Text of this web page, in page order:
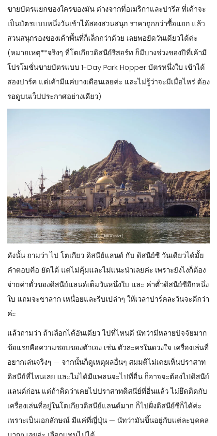
ขายบัตรแยกของใครของมัน ต่างจากที่อเมริกาและปารีส ที่เค้าจะ
เป็นบัตรแบบหนึ่งวันเข้าได้สองสวนสนุก ราคาถูกกว่าซื้อแยก แล้ว
สวนสนุกรองของเค้าพื้นที่ก็เล็กกว่าด้วย เลยพอยัดวันเดียวได้ค่ะ
(หมายเหตุ**จริงๆ ที่โตเกียวดิสนีย์รีสอร์ท ก็มีบางช่วงของปีที่เค้ามี
โปรโมชั่นขายบัตรแบบ 1-Day Park Hopper บัตรหนึ่งใบ เข้าได้
สองปาร์ค แต่เค้ามีแค่บางเดือนเลยค่ะ และไม่รู้ว่าจะมีเมื่อไหร่ ต้อง
รอดูบนเว็ปประกาศอย่างเดียว)
ดังนั้น ถามว่า ไป โตเกียว ดิสนีย์แลนด์ กับ ดิสนีย์ซี วันเดียวได้มั้ย
คำตอบคือ ยัดได้ แต่ไม่คุ้มและไม่แนะนำเลยค่ะ เพราะยังไงก็ต้อง
จ่ายค่าตั๋วของดิสนีย์แลนด์เต็มวันหนึ่งใบ และ ค่าตั๋วดิสนีย์ซีอีกหนึ่ง
ใบ แถมจะขาลาก เหนื่อยและรีบเปล่าๆ ให้เวลาปาร์คละวันจะดีกว่า
ค่ะ
แล้วถามว่า ถ้าเลือกได้อันเดียว ไปที่ไหนดี นัทว่ามีหลายปัจจัยมาก
ข้อแรกคือความชอบของตัวเอง เช่น ตัวละครในดวงใจ เครื่องเล่นที่
อยากเล่นจริงๆ — จากนั้นก็ดูเหตุผลอื่นๆ สมมติไม่เคยเห็นปราสาท
ดิสนีย์ที่ไหนเลย และไม่ได้มีแพลนจะไปที่อื่น ก็อาจจะต้องไปดิสนีย์
แลนด์ก่อน แต่ถ้าคิดว่าเคยไปปราสาทดิสนีย์ที่อื่นแล้ว ไม่ยึดติดกับ
เครื่องเล่นที่อยู่ในโตเกียวดิสนีย์แลนด์มาก ก็ไปฝั่งดิสนีย์ซีก็ได้ค่ะ
เพราะเป็นเอกลักษณ์ มีแค่ที่ญี่ปุ่น — นัทว่ามันขึ้นอยู่กับแต่ละบุคคล